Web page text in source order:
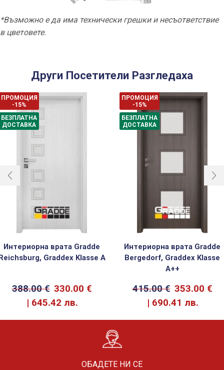
*Възможно е да има технически грешки и несъответствие
в цветовете.
Други Посетители Разгледаха
ПРОМОЦИЯ
-15%
БЕЗПЛАТНА
ДОСТАВКА
Интериорна врата Gradde
Graddex Klasse A
388.00€ 330.00 €
645.42 лв.
ПРОМОЦИЯ
-15%
БЕЗПЛАТНА
ДОСТАВКА
Интериорна врата Gradde
Bergedorf, Graddex Klasse
A++
415.00€ 353.00 €
690.41 лв.
ОБАДЕТЕ НИ СЕ